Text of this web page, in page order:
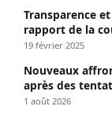
Transparence
rapport de la
19 février 2025
Nouveaux
après des
1 août 2026